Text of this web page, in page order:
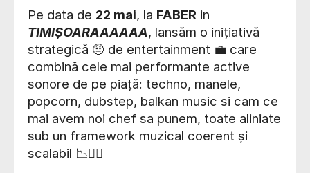
Pe data de 22 mai, la FABER in
TIMIȘOARAAAAAA, lansăm o inițiativă
strategică 🤨 de entertainment 💼 care
combină cele mai performante active
sonore de pe piață: techno, manele,
popcorn, dubstep, balkan music si cam ce
mai avem noi chef sa punem, toate aliniate
sub un framework muzical coerent și
scalabil 📉👍🏼